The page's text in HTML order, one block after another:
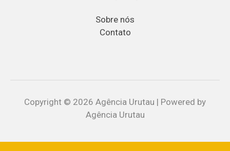
Sobre nós
Contato
Copyright © 2026 Agência Urutau | Powered by
Agência Urutau